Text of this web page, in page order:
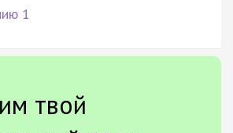
1
твой